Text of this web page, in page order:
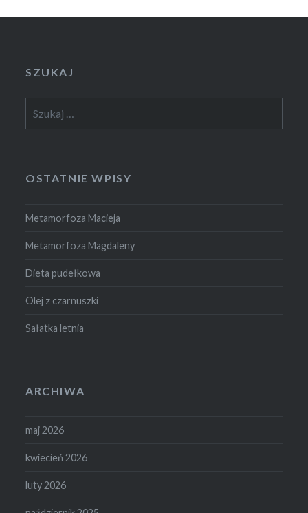
SZUKAJ
OSTATNIE WPISY
Metamorfoza Macieja
Metamorfoza Magdaleny
Dieta pudełkowa
Olej z czarnuszki
Sałatka letnia
ARCHIWA
maj 2026
kwiecień 2026
luty 2026